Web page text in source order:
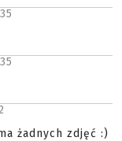
żadnych zdjęć :)